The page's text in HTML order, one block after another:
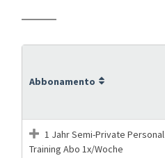
Abbonamento
1 Jahr Semi-Private Personal
Training Abo 1x/Woche